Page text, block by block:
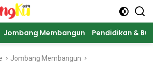
Jombang Membangun Pendidikan &
Jombang Membangun